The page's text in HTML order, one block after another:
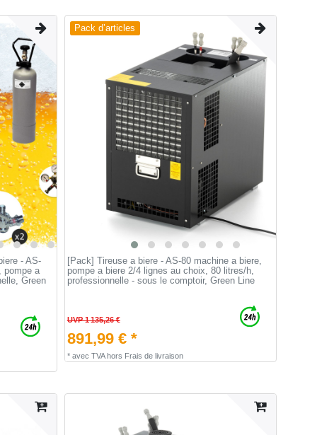
- AS-
pompe a
Green
Pack d’articles
[Pack] Tireuse a biere - AS-80 machine a biere,
pompe a biere 2/4 lignes au choix, 80 litres/h,
professionnelle - sous le comptoir, Green Line
UVP 1 135,26 €
891,99 € *
* avec TVAhors Frais de livraison